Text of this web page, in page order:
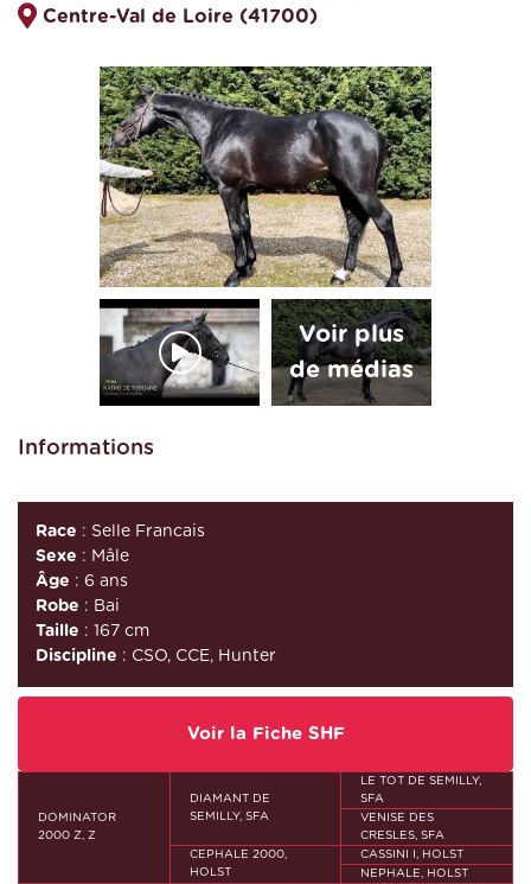
Centre-Val de Loire (41700)
Informations
Race : Selle Francais
Sexe : Mâle
Âge : 6 ans
Robe : Bai
Taille : 167 cm
Discipline : CSO, CCE, Hunter
Voir la Fiche SHF
DOMINATOR
2000 Z, Z
DIAMANT DE
SEMILLY, SFA
LE TOT DE SEMILLY,
SFA
VENISE DES
CRESLES, SFA
CEPHALE 2000,
HOLST
CASSINI I, HOLST
NEPHALE, HOLST